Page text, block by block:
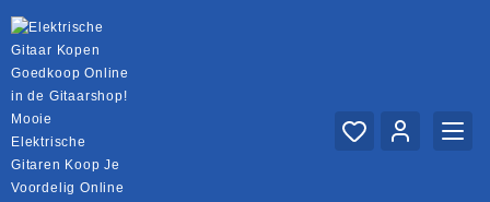
naar
de
inhoud
Mooie
Elektrische
Gitaren Koop Je
Voordelig Online